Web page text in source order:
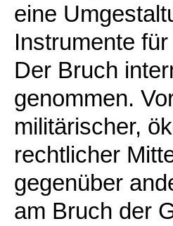
eine
Instrumente
Der Bruch
genommen.
militärischer,
rechtlicher
gegenüber
am Bruch der